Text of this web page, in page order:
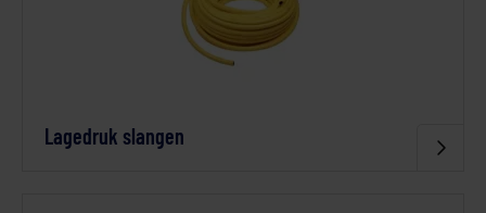
Lagedruk slangen